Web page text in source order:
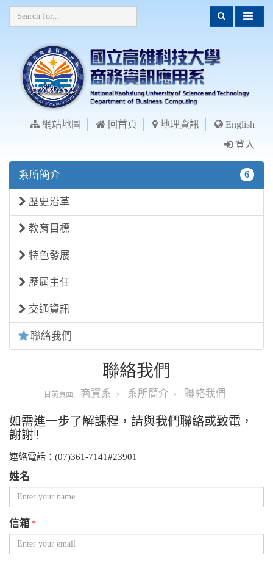
網站地圖 回首頁 地理資訊
English
登入
系所簡介 6
歷史沿革
教育目標
特色發展
歷屆主任
交通資訊
聯絡我們
聯絡我們
目前頁面: 商資系 系所簡介 聯絡我們
如需進一步了解課程，請與我們聯絡或致電，
謝謝!!
連絡電話：(07)361-7141#23901
姓名
信箱*